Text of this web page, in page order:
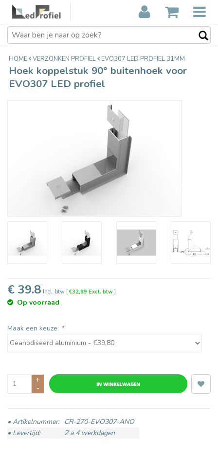
Hoek koppelstuk 90° buitenhoek
voor EVO307 LED profiel
€39,80
HOME VERZONKEN PROFIEL EVO307 LED PROFIEL 31MM
Hoek koppelstuk 90° buitenhoek voor
EVO307 LED profiel
€ 39.8 Incl. btw [€32,89 Excl. btw]
Op voorraad
Maak een keuze: *
+
-
IN WINKELWAGEN
• Artikelnummer:
CR-270-EVO307-ANO
• Levertijd:
2 a 4 werkdagen